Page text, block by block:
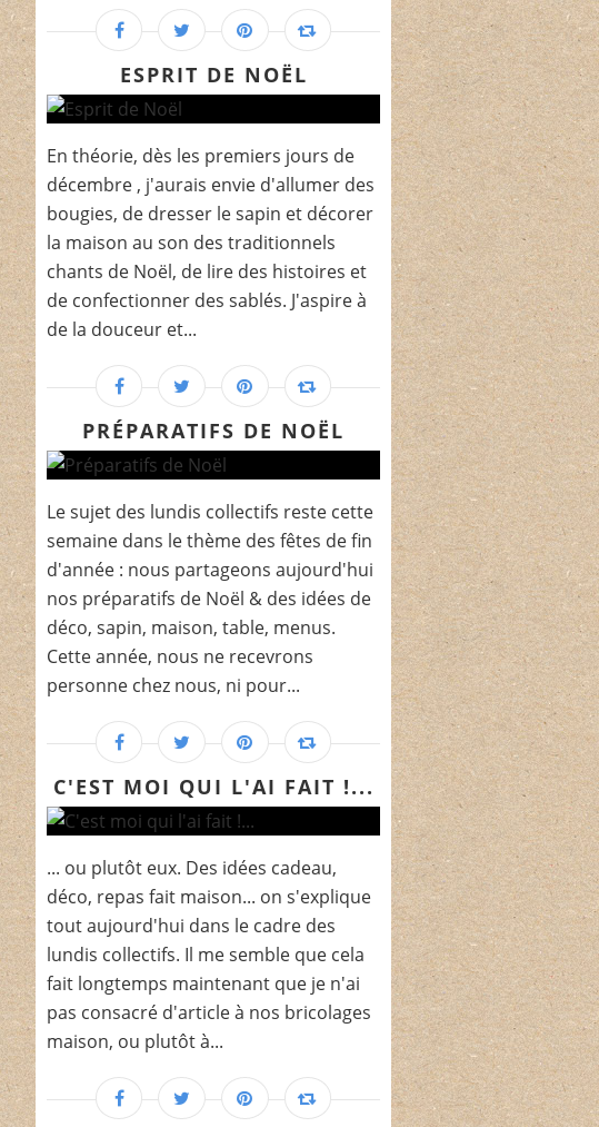
ESPRIT DE NOËL
En théorie, dès les premiers jours de
décembre , j'aurais envie d'allumer des
bougies, de dresser le sapin et décorer
la maison au son des traditionnels
chants de Noël, de lire des histoires et
de confectionner des sablés. J'aspire à
de la douceur et...
PRÉPARATIFS DE NOËL
Le sujet des lundis collectifs reste cette
semaine dans le thème des fêtes de fin
d'année : nous partageons aujourd'hui
nos préparatifs de Noël & des idées de
déco, sapin, maison, table, menus.
Cette année, nous ne recevrons
personne chez nous, ni pour...
C'EST MOI QUI L'AI FAIT !...
... ou plutôt eux. Des idées cadeau,
déco, repas fait maison... on s'explique
tout aujourd'hui dans le cadre des
lundis collectifs. Il me semble que cela
fait longtemps maintenant que je n'ai
pas consacré d'article à nos bricolages
maison, ou plutôt à...